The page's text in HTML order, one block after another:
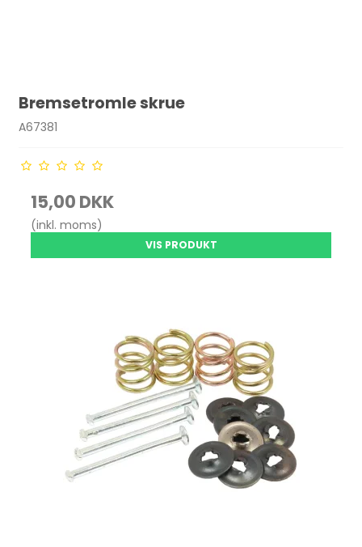
Bremsetromle skrue
A67381
15,00 DKK
(inkl. moms)
VIS PRODUKT